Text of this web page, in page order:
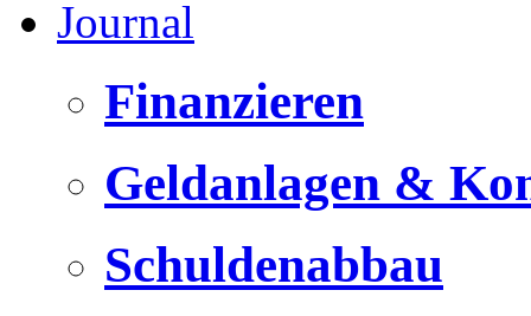
Journal
Finanzieren
Geldanlagen &
Schuldenabbau